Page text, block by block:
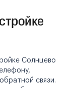
Солнцево
связи.